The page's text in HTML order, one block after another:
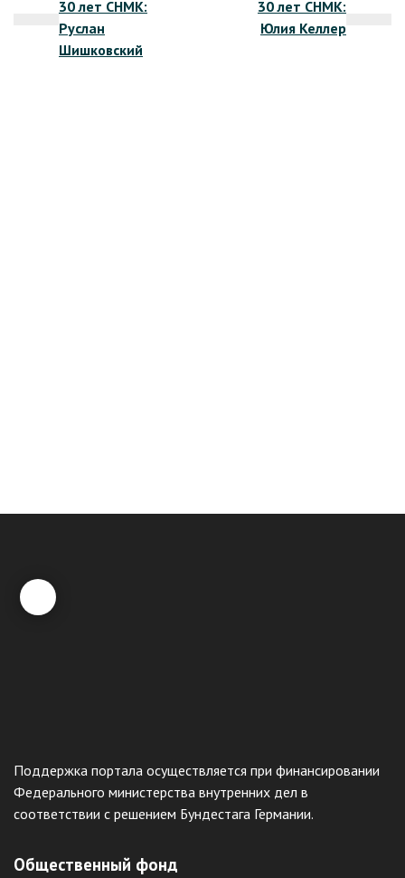
записям
30 лет СНМК:
Руслан
Шишковский
30 лет СНМК:
Юлия Келлер
Поддержка портала осуществляется при финансировании
Федерального министерства внутренних дел в
соответствии с решением Бундестага Германии.
Общественный фонд